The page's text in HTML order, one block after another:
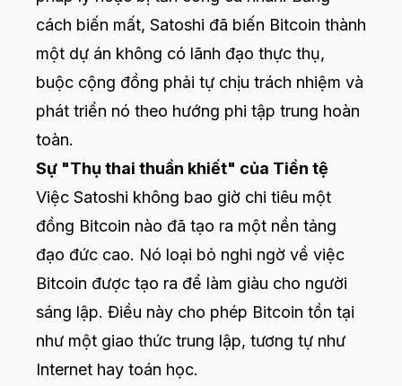
cách biến mất, Satoshi đã biến Bitcoin thành
một dự án không có lãnh đạo thực thụ,
buộc cộng đồng phải tự chịu trách nhiệm và
phát triển nó theo hướng phi tập trung hoàn
toàn.
Sự "Thụ thai thuần khiết" của Tiền tệ
Việc Satoshi không bao giờ chi tiêu một
đồng Bitcoin nào đã tạo ra một nền tảng
đạo đức cao. Nó loại bỏ nghi ngờ về việc
Bitcoin được tạo ra để làm giàu cho người
sáng lập. Điều này cho phép Bitcoin tồn tại
như một giao thức trung lập, tương tự như
Internet hay toán học.